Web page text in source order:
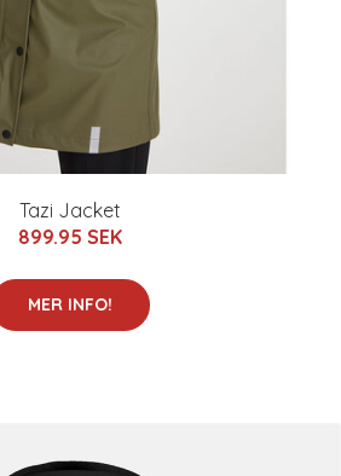
Tazi Jacket
899.95 SEK
MER INFO!